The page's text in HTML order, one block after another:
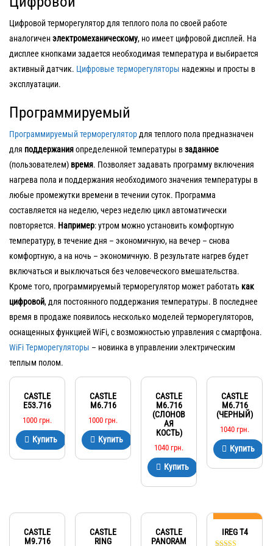
Цифровой терморегулятор для теплого пола по своей работе
аналогиченэлектромеханическому, но имеет цифровой дисплей. На
дисплее кнопками задается необходимая температура и выбирается
активный датчик. Цифровые терморегуляторы надежны и просты в
эксплуатации.
Программируемый
Программируемый терморегулятор для теплого пола предназначен
для поддержанияопределенной температуры взаданное
(пользователем) время. Позволяет задавать программу включения
нагрева пола и поддержания необходимого значения температуры в
любые промежутки времени в течении суток. Программа
составляется на неделю, через неделю цикл автоматически
повторяется. Например: утром можно установить комфортную
температуру, в течение дня – экономичную, на вечер – снова
комфортную, а на ночь – экономичную. В результате нагрев будет
включаться и выключаться без человеческого вмешательства.
Кроме того, программируемый терморегулятор может работать как
цифровой, для постоянного поддержания температуры. В последнее
время в продаже появилось несколько моделей терморегуляторов,
оснащенных функцией WiFi, с возможностью управления с смартфона.
WiFi Терморегуляторы – новинка в управлении электрическим
теплым полом.
CASTLE
Е53.716
1000 грн.
Купить
CASTLE
М6.716
1000 грн.
Купить
CASTLE
М6.716
(СЛОНОВ
АЯ
КОСТЬ)
1040 грн.
Купить
CASTLE
М6.716
(ЧЕРНЫЙ)
1040 грн.
Купить
CASTLE
М9.716
CASTLE
RING
CASTLE
PANORAM
IREG T4